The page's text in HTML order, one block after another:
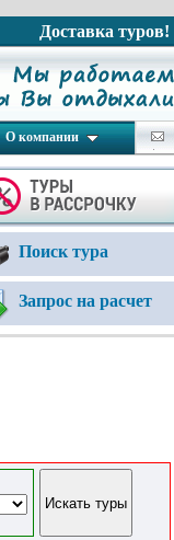
Доставка туров!
О компании
Поиск тура
Запрос на расчет